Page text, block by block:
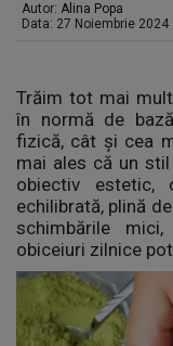
Autor: Alina Popa
Data: 27 Noiembrie 2024
Trăim tot mai
în normă de
fizică, cât și cea
mai ales că un
obiectiv
echilibrată, plină
schimbările
obiceiuri zilnice